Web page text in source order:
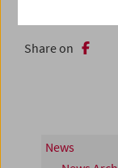
Share on
News